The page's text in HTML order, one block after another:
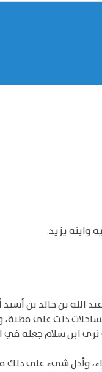
وابنه يزيد.
الله بن خالد بن
ابن سلام جعله في
وأدل شيء على ذلك